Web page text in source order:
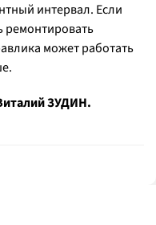
интервал. Если
ремонтировать
может работать
ЗУДИН.